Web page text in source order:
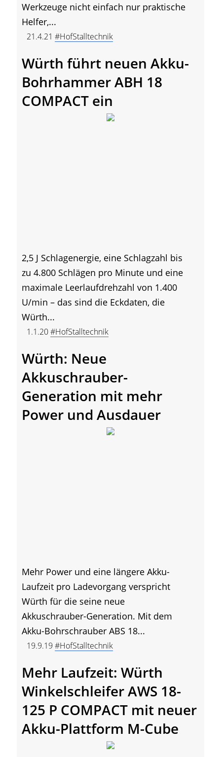
Werkzeuge nicht einfach nur praktische
Helfer,...
21.4.21 #HofStalltechnik
Würth führt neuen Akku-
Bohrhammer ABH 18
COMPACT ein
2,5 J Schlagenergie, eine Schlagzahl bis
zu 4.800 Schlägen pro Minute und eine
maximale Leerlaufdrehzahl von 1.400
U/min – das sind die Eckdaten, die
Würth...
1.1.20#HofStalltechnik
Würth: Neue
Akkuschrauber-
Generation mit mehr
Power und Ausdauer
Mehr Power und eine längere Akku-
Laufzeit pro Ladevorgang verspricht
Würth für die seine neue
Akkuschrauber-Generation. Mit dem
Akku-Bohrschrauber ABS 18...
19.9.19 #HofStalltechnik
Mehr Laufzeit: Würth
Winkelschleifer AWS 18-
125 P COMPACT mit neuer
Akku-Plattform M-Cube